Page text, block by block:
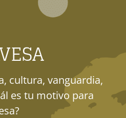
cultura, vanguardia,
es tu motivo para